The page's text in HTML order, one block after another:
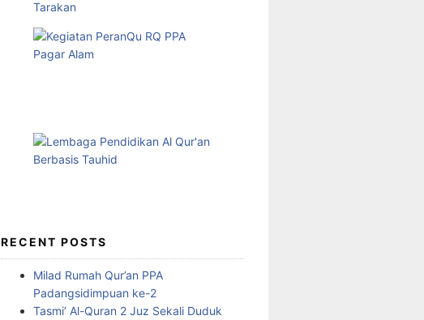
RECENT POSTS
Milad Rumah Qur’an PPA
Padangsidimpuan ke-2
Tasmi’ Al-Quran 2 Juz Sekali Duduk